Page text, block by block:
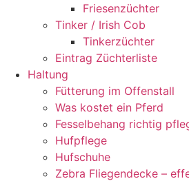
Friesenzüchter
Tinker / Irish Cob
Tinkerzüchter
Eintrag Züchterliste
Haltung
Fütterung im Offenstall
Was kostet ein Pferd
Fesselbehang richtig
Hufpflege
Hufschuhe
Zebra Fliegendecke –